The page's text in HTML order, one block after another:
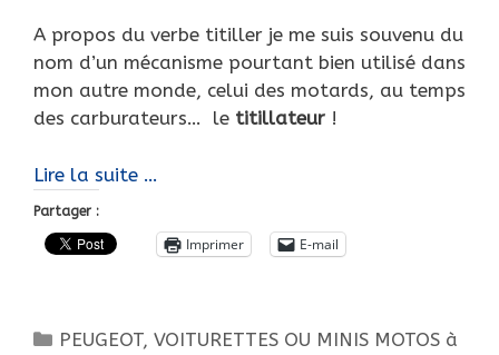
A propos du verbe titiller je me suis souvenu du
nom d’un mécanisme pourtant bien utilisé dans
mon autre monde, celui des motards, au temps
des carburateurs… le titillateur !
Lire la suite …
fantômes,
un
des
Partager :
Imprimer E-mail
Catégories
PEUGEOT,VOITURETTES OU MINIS MOTOS à